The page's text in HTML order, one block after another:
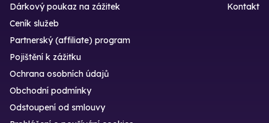
Dárkový poukaz na zážitek
Kontakt
Ceník služeb
Partnerský (affiliate) program
Pojištění k zážitku
Ochrana osobních údajů
Obchodní podmínky
Odstoupení od smlouvy